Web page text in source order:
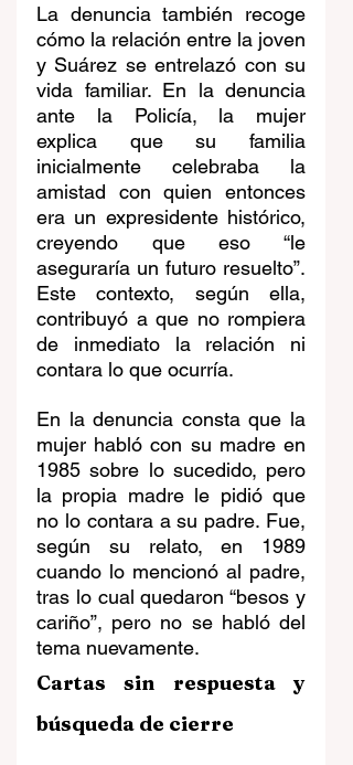
La denuncia también recoge
cómo la relación entre la joven
y Suárez se entrelazó con su
vida familiar. En la denuncia
ante la Policía, la mujer
explica que su familia
inicialmente celebraba la
amistad con quien entonces
era un expresidente histórico,
creyendo que eso “le
aseguraría un futuro resuelto”.
Este contexto, según ella,
contribuyó a que no rompiera
de inmediato la relación ni
contara lo que ocurría.
En la denuncia consta que la
mujer habló con su madre en
1985 sobre lo sucedido, pero
la propia madre le pidió que
no lo contara a su padre. Fue,
según su relato, en 1989
cuando lo mencionó al padre,
tras lo cual quedaron “besos y
cariño”, pero no se habló del
tema nuevamente.
Cartas sin respuesta y
búsqueda de cierre